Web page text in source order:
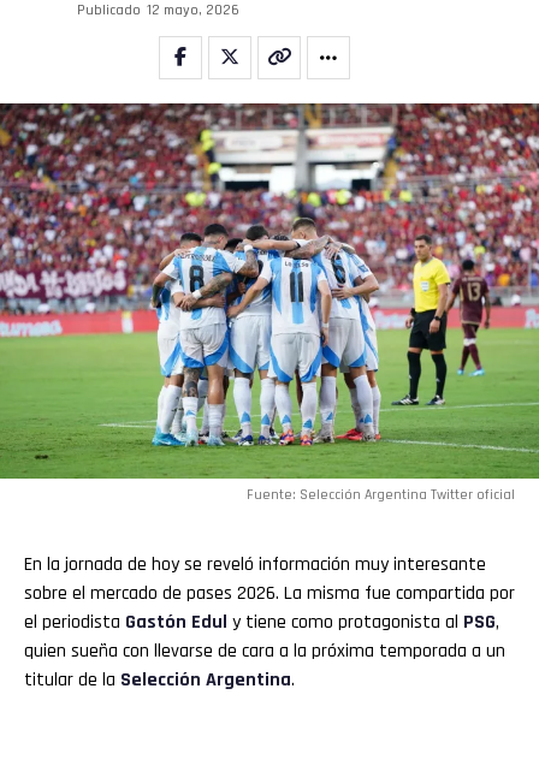
Publicado 12 mayo, 2026
Fuente: Selección Argentina Twitter oficial
En la jornada de hoy se reveló información muy interesante
sobre el mercado de pases 2026. La misma fue compartida por
el periodista Gastón Edul y tiene como protagonista al PSG,
quien sueña con llevarse de cara a la próxima temporada a un
titular de la Selección Argentina.